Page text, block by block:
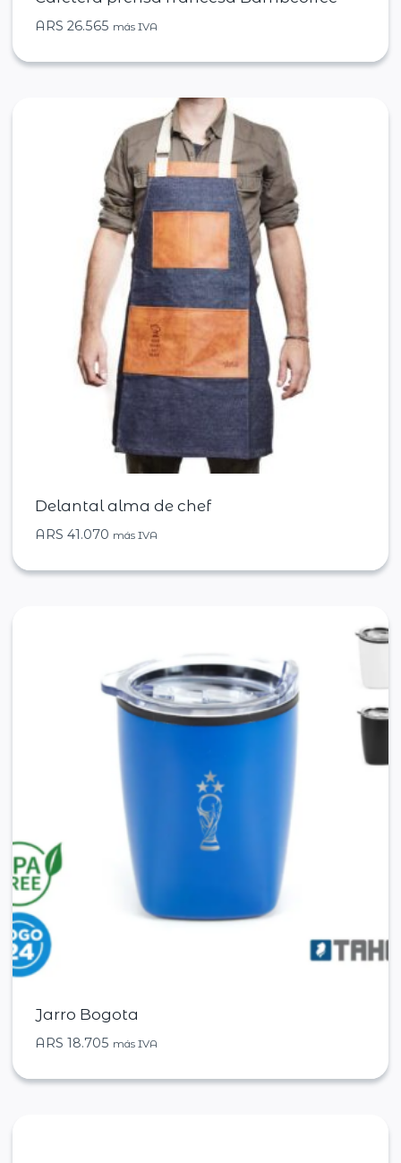
ARS 26.565 más IVA
Delantal alma de chef
ARS 41.070 más IVA
Jarro Bogota
ARS 18.705 más IVA